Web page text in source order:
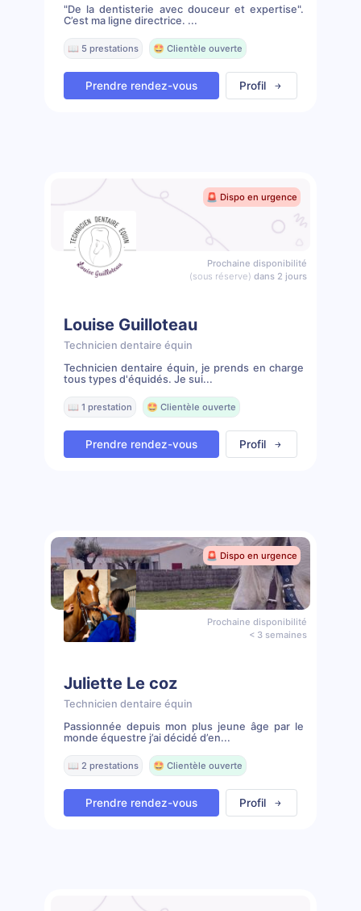
"De la dentisterie avec douceur et expertise".
C’est ma ligne directrice. ...
📖 5 prestations 🤩 Clientèle ouverte
Prendre rendez-vous Profil
🚨 Dispo en urgence
Prochaine disponibilité
(sous réserve) dans 2 jours
Louise Guilloteau
Technicien dentaire équin
Technicien dentaire équin, je prends en charge
tous types d'équidés. Je sui...
📖 1 prestation 🤩 Clientèle ouverte
Prendre rendez-vous Profil
🚨 Dispo en urgence
Prochaine disponibilité
< 3 semaines
Juliette Le coz
Technicien dentaire équin
Passionnée depuis mon plus jeune âge par le
monde équestre j’ai décidé d’en...
📖 2 prestations 🤩 Clientèle ouverte
Prendre rendez-vous Profil